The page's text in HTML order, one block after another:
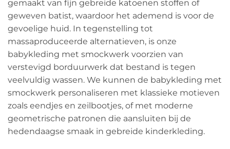
gemaakt van fijn gebreide katoenen stoffen of
geweven batist, waardoor het ademend is voor de
gevoelige huid. In tegenstelling tot
massaproduceerde alternatieven, is onze
babykleding met smockwerk voorzien van
verstevigd borduurwerk dat bestand is tegen
veelvuldig wassen. We kunnen de babykleding met
smockwerk personaliseren met klassieke motieven
zoals eendjes en zeilbootjes, of met moderne
geometrische patronen die aansluiten bij de
hedendaagse smaak in gebreide kinderkleding.